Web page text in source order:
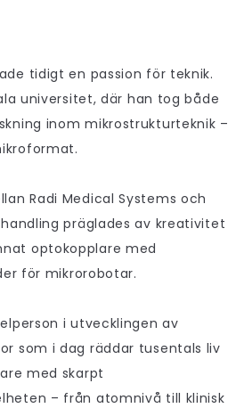
tidigt en passion för teknik.
universitet, där han tog både
inom mikrostrukturteknik –
Radi Medical Systems och
präglades av kreativitet
optokopplare med
för mikrorobotar.
i utvecklingen av
som i dag räddar tusentals liv
med skarpt
– från atomnivå till klinisk